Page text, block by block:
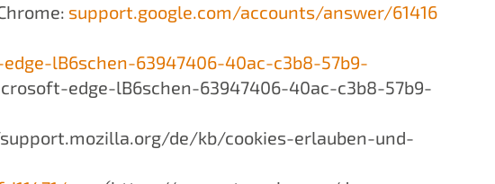
support.google.com/accounts/answer/61416
lB6schen-63947406-40ac-c3b8-57b9-
edge-lB6schen-63947406-40ac-c3b8-57b9-
de/kb/cookies-erlauben-und-